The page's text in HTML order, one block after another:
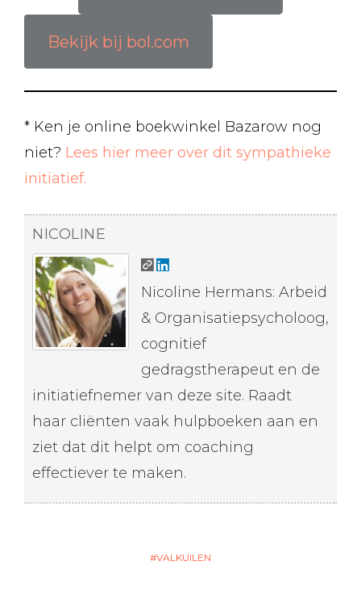
Bekijk bij bol.com
* Ken je online boekwinkel Bazarow nog
niet? Lees hier meer over dit sympathieke
initiatief.
NICOLINE
Nicoline Hermans: Arbeid
& Organisatiepsycholoog,
cognitief
gedragstherapeut en de
initiatiefnemer van deze site. Raadt
haar cliënten vaak hulpboeken aan en
ziet dat dit helpt om coaching
effectiever te maken.
VALKUILEN